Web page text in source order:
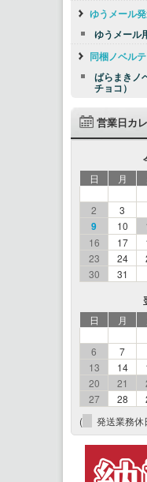
ゆうメール
ゆうメー
同梱ノベル
ばらまきノ
チョコ）
営業日カ
日 月
2
3
9 10
16
17
23
24
30
31
日 月
6
7
13
14
20
21
27
28
(
発送業務休